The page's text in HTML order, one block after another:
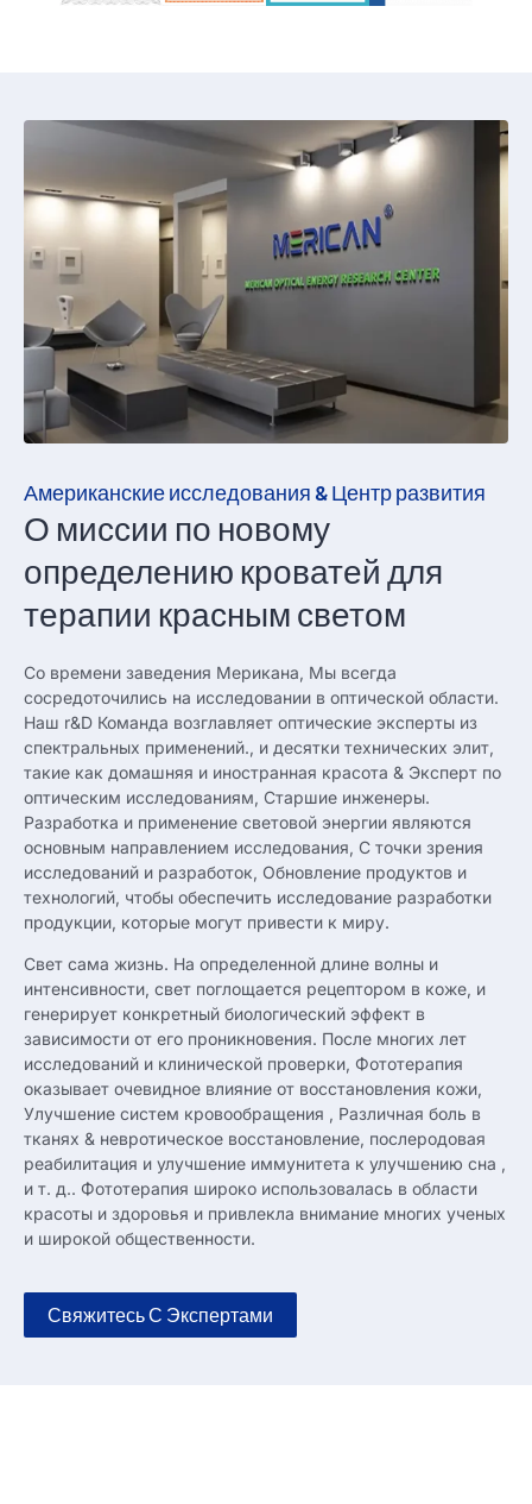
Американские исследования & Центр развития
О миссии по новому
определению кроватей для
терапии красным светом
Со времени заведения Мерикана, Мы всегда
сосредоточились на исследовании в оптической области.
Наш r&D Команда возглавляет оптические эксперты из
спектральных применений., и десятки технических элит,
такие как домашняя и иностранная красота & Эксперт по
оптическим исследованиям, Старшие инженеры.
Разработка и применение световой энергии являются
основным направлением исследования, С точки зрения
исследований и разработок, Обновление продуктов и
технологий, чтобы обеспечить исследование разработки
продукции, которые могут привести к миру.
Свет сама жизнь. На определенной длине волны и
интенсивности, свет поглощается рецептором в коже, и
генерирует конкретный биологический эффект в
зависимости от его проникновения. После многих лет
исследований и клинической проверки, Фототерапия
оказывает очевидное влияние от восстановления кожи,
Улучшение систем кровообращения , Различная боль в
тканях & невротическое восстановление, послеродовая
реабилитация и улучшение иммунитета к улучшению сна ,
и т. д.. Фототерапия широко использовалась в области
красоты и здоровья и привлекла внимание многих ученых
и широкой общественности.
Свяжитесь С Экспертами